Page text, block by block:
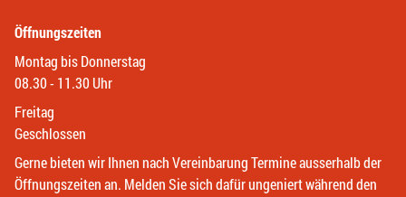
Öffnungszeiten
Montag bis Donnerstag
08.30 - 11.30 Uhr
Freitag
Geschlossen
Gerne bieten wir Ihnen nach Vereinbarung Termine ausserhalb der
Öffnungszeiten an. Melden Sie sich dafür ungeniert während den